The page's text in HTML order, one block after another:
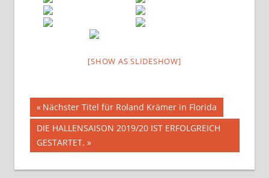
[SHOW AS SLIDESHOW]
Beitragsnavigation
Vorheriger
Beitrag:
Nächster Titel für Roland Krämer in Florida
Nächster
Beitrag:
DIE HALLENSAISON 2019/20 IST ERFOLGREICH
GESTARTET.